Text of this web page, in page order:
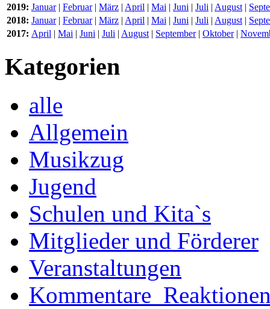
2019: Januar| Februar| März | April | Mai | Juni | Juli | August |
2018: Januar| Februar| März | April | Mai | Juni | Juli | August |
2017: April | Mai | Juni | Juli | August | September| Oktober|
Kategorien
alle
Allgemein
Musikzug
Jugend
Schulen und Kita`s
Mitglieder und Förderer
Veranstaltungen